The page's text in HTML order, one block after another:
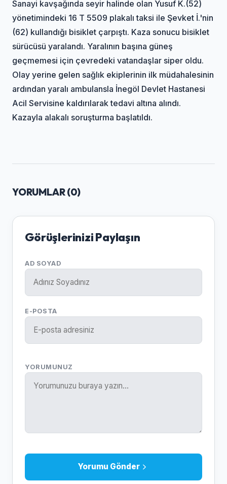
Sanayi kavşağında seyir halinde olan Yusuf K.(52)
yönetimindeki 16 T 5509 plakalı taksi ile Şevket İ.'nin
(62) kullandığı bisiklet çarpıştı. Kaza sonucu bisiklet
sürücüsü yaralandı. Yaralının başına güneş
geçmemesi için çevredeki vatandaşlar siper oldu.
Olay yerine gelen sağlık ekiplerinin ilk müdahalesinin
ardından yaralı ambulansla İnegöl Devlet Hastanesi
Acil Servisine kaldırılarak tedavi altına alındı.
Kazayla alakalı soruşturma başlatıldı.
YORUMLAR (0)
Görüşlerinizi Paylaşın
AD SOYAD
E-POSTA
YORUMUNUZ
Yorumu Gönder